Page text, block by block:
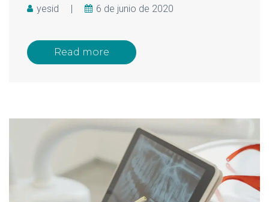
yesid | 6 de junio de 2020
Read more